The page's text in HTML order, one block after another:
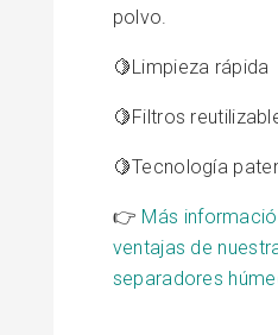
polvo.
🍋Limpieza rápida
🍋Filtros
🍋Tecnología
👉 Más
ventajas de
separadores